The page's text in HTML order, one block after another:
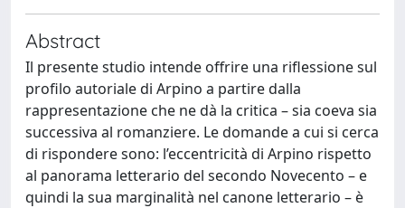
Abstract
Il presente studio intende offrire una riflessione sul
profilo autoriale di Arpino a partire dalla
rappresentazione che ne dà la critica – sia coeva sia
successiva al romanziere. Le domande a cui si cerca
di rispondere sono: l’eccentricità di Arpino rispetto
al panorama letterario del secondo Novecento – e
quindi la sua marginalità nel canone letterario – è